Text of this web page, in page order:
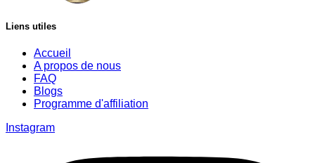
Liens utiles
Accueil
A propos de nous
FAQ
Blogs
Programme d'affiliation
Instagram